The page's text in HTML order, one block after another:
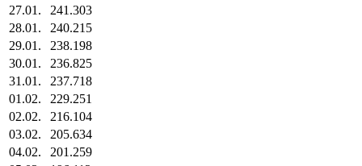
27.01.
241.303
28.01.
240.215
29.01.
238.198
30.01.
236.825
31.01.
237.718
01.02.
229.251
02.02.
216.104
03.02.
205.634
04.02.
201.259